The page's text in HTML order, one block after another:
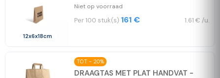
12x6x18cm
Niet op voorraad
Per 100 stuk(s) 161 € 1.61 € /u.
TOT - 20%
DRAAGTAS MET PLAT HANDVAT -